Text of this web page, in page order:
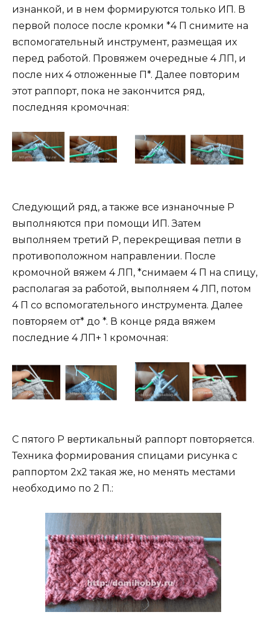
изнанкой, и в нем формируются только ИП. В
первой полосе после кромки *4 П снимите на
вспомогательный инструмент, размещая их
перед работой. Провяжем очередные 4 ЛП, и
после них 4 отложенные П*. Далее повторим
этот раппорт, пока не закончится ряд,
последняя кромочная:
Следующий ряд, а также все изнаночные Р
выполняются при помощи ИП. Затем
выполняем третий Р, перекрещивая петли в
противоположном направлении. После
кромочной вяжем 4 ЛП, *снимаем 4 П на спицу,
располагая за работой, выполняем 4 ЛП, потом
4 П со вспомогательного инструмента. Далее
повторяем от* до *. В конце ряда вяжем
последние 4 ЛП+ 1 кромочная:
С пятого Р вертикальный раппорт повторяется.
Техника формирования спицами рисунка с
раппортом 2х2 такая же, но менять местами
необходимо по 2 П.: